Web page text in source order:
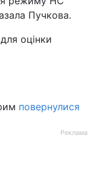
Пучкова.
оцінки
повернулися
Реклама